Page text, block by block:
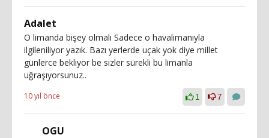
Adalet
O limanda bişey olmalı Sadece o havalimanıyla
ilgileniliyor yazık. Bazı yerlerde uçak yok diye millet
günlerce bekliyor be sizler sürekli bu limanla
uğraşıyorsunuz..
10 yıl önce 1 7
OGU